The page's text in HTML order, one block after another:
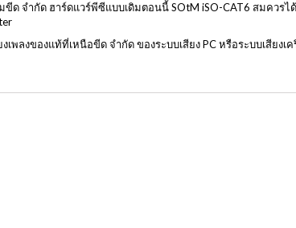
ด จำกัด ฮาร์ดแวร์พีซีแบบเดิมตอนนี้ SOtM iSO-CAT6 สมควรไ
พลงของแท้ที่เหนือขีด จำกัด ของระบบเสียง PC หรือระบบเสียงเ